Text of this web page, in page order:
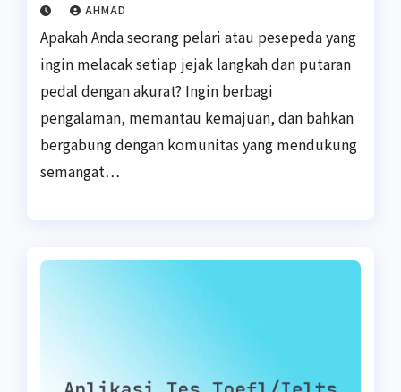
AHMAD
Apakah Anda seorang pelari atau pesepeda yang
ingin melacak setiap jejak langkah dan putaran
pedal dengan akurat? Ingin berbagi
pengalaman, memantau kemajuan, dan bahkan
bergabung dengan komunitas yang mendukung
semangat…